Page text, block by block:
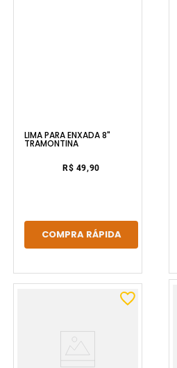
LIMA PARA ENXADA 8"
TRAMONTINA
R$ 49,90
COMPRA RÁPIDA